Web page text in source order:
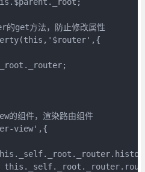
get方法，防止修改属性
的组件，渲染路由组件
view',{